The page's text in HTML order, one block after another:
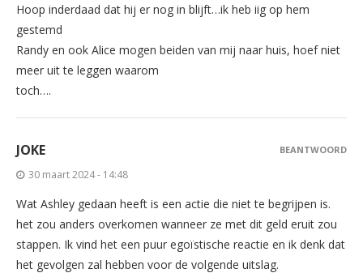
Hoop inderdaad dat hij er nog in blijft…ik heb iig op hem
gestemd
Randy en ook Alice mogen beiden van mij naar huis, hoef niet
meer uit te leggen waarom
toch….
JOKE
30 maart 2024 - 14:48
Wat Ashley gedaan heeft is een actie die niet te begrijpen is.
het zou anders overkomen wanneer ze met dit geld eruit zou
stappen. Ik vind het een puur egoïstische reactie en ik denk dat
het gevolgen zal hebben voor de volgende uitslag.
BEANTWOORD